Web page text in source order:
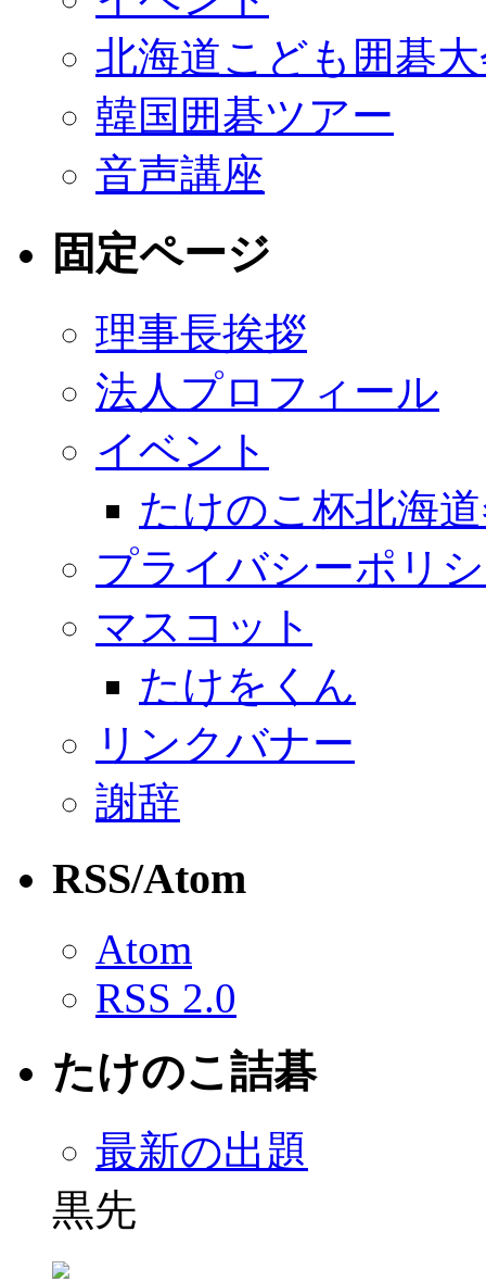
北海道こども囲碁
韓国囲碁ツアー
音声講座
固定ページ
理事長挨拶
法人プロフィール
イベント
たけのこ杯北海
プライバシーポリ
マスコット
たけをくん
リンクバナー
謝辞
RSS/Atom
Atom
RSS 2.0
たけのこ詰碁
最新の出題
黒先